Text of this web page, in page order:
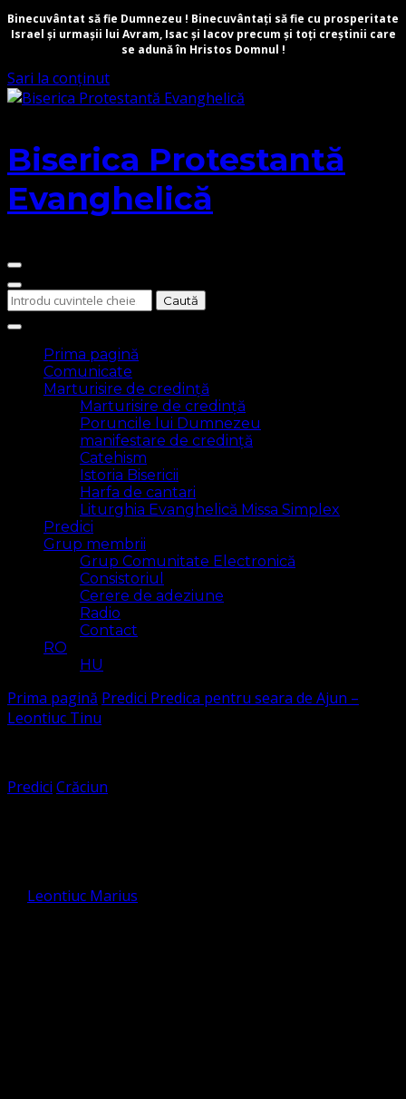
Binecuvântat să fie Dumnezeu ! Binecuvântați să fie cu prosperitate
Israel și urmașii lui Avram, Isac și Iacov precum și toți creștinii care
se adună în Hristos Domnul !
Sari la conținut
Biserica Protestantă
Evanghelică
Cauți
ceva?
Prima pagină
Comunicate
Marturisire de credință
Marturisire de credință
Poruncile lui Dumnezeu
manifestare de credință
Catehism
Istoria Bisericii
Harfa de cantari
Liturghia Evanghelică Missa Simplex
Predici
Grup membrii
Grup Comunitate Electronică
Consistoriul
Cerere de adeziune
Radio
Contact
RO
HU
Prima pagină Predici Predica pentru seara de Ajun –
Leontiuc Tinu
Predici Crăciun
Leontiuc Marius